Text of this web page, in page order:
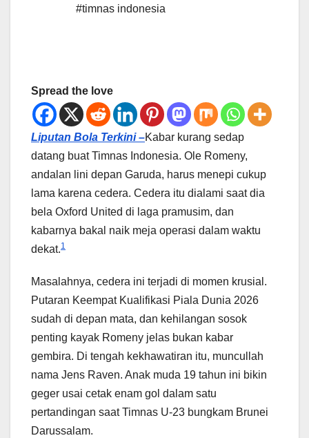
#timnas indonesia
Spread the love
Liputan Bola Terkini –Kabar kurang sedap
datang buat Timnas Indonesia. Ole Romeny,
andalan lini depan Garuda, harus menepi cukup
lama karena cedera. Cedera itu dialami saat dia
bela Oxford United di laga pramusim, dan
kabarnya bakal naik meja operasi dalam waktu
dekat.1
Masalahnya, cedera ini terjadi di momen krusial.
Putaran Keempat Kualifikasi Piala Dunia 2026
sudah di depan mata, dan kehilangan sosok
penting kayak Romeny jelas bukan kabar
gembira. Di tengah kekhawatiran itu, muncullah
nama Jens Raven. Anak muda 19 tahun ini bikin
geger usai cetak enam gol dalam satu
pertandingan saat Timnas U-23 bungkam Brunei
Darussalam.